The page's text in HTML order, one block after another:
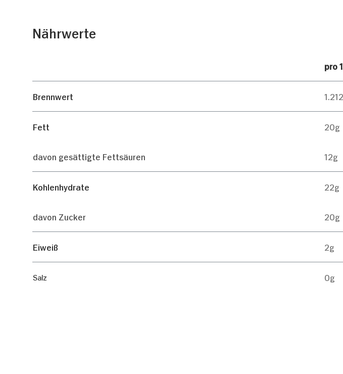
Informationen zu Ihrer Verwendung unserer
Analysen weiter. Unsere Partner führen diese
Nährwerte
pro
Brennwert
Fett 20g
davon gesättigte Fettsäuren 12g
Kohlenhydrate 22g
davon Zucker 20g
Eiweiß 2g
Salz 0g